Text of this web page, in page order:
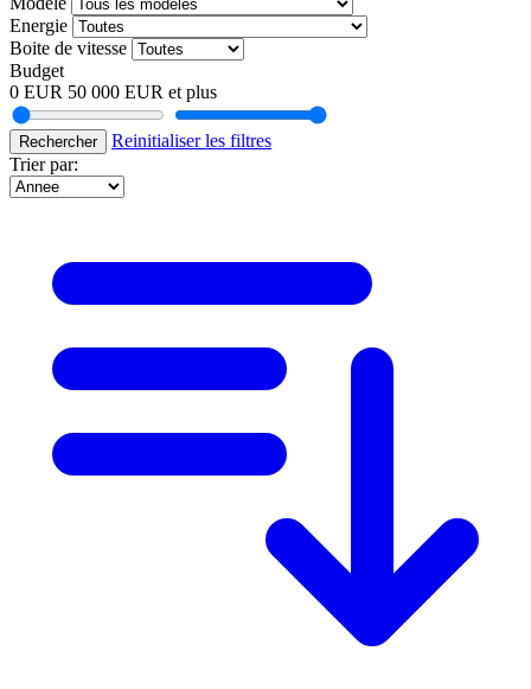
Energie
Boite de vitesse
Budget
0 EUR 50 000 EUR et plus
Rechercher
Reinitialiser les filtres
Trier par: